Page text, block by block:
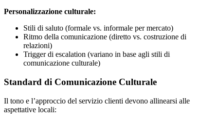
Personalizzazione culturale:
Stili di saluto (formale vs. informale per mercato)
Ritmo della comunicazione (diretto vs. costruzione di
relazioni)
Trigger di escalation (variano in base agli stili di
comunicazione culturale)
Standard di Comunicazione Culturale
Il tono e l’approccio del servizio clienti devono allinearsi alle
aspettative locali: